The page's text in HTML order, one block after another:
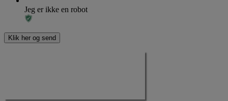
Jeg er ikke en robot